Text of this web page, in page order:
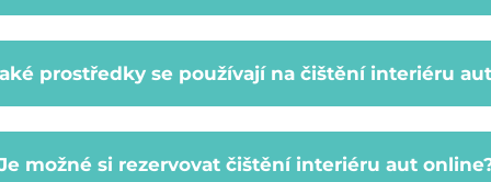
skvrn. Naše služby jsou navrženy tak, aby
částí interiéru.
prostředky se používají na čištění interiéru
účinně odstraňují nečistoty. Použité
možné si rezervovat čištění interiéru aut